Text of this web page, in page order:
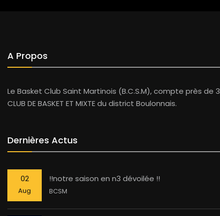
A Propos
Le Basket Club Saint Martinois (B.C.S.M), compte près de
CLUB DE BASKET ET MIXTE du district Boulonnais.
Dernières Actus
02
Aug
!!notre saison en n3 dévoilée !!
BCSM